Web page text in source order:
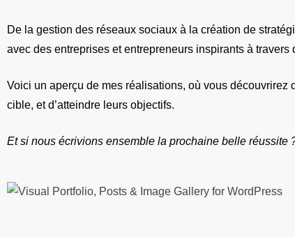
De la gestion des réseaux sociaux à la création de
avec des entreprises et entrepreneurs inspirants à travers
Voici un aperçu de mes réalisations, où vous
cible, et d’atteindre leurs objectifs.
Et si nous écrivions ensemble la prochaine belle réussite